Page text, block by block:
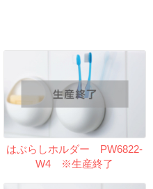
はぶらしホルダー PW6822-
W4 ※生産終了